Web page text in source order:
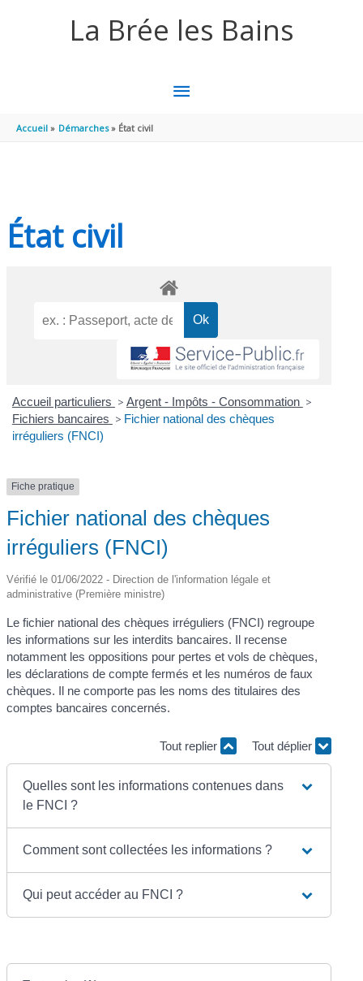
La Brée les Bains
MENU
Accueil Démarches État civil
État civil
Accueil particuliers > Argent - Impôts - Consommation >
Fichiers bancaires > Fichier national des chèques
irréguliers (FNCI)
Fiche pratique
Fichier national des chèques
irréguliers (FNCI)
Vérifié le 01/06/2022 - Direction de l'information légale et
administrative (Première ministre)
Le fichier national des chèques irréguliers (FNCI) regroupe
les informations sur les interdits bancaires. Il recense
notamment les oppositions pour pertes et vols de chèques,
les déclarations de compte fermés et les numéros de faux
chèques. Il ne comporte pas les noms des titulaires des
comptes bancaires concernés.
Tout replier Tout déplier
Quelles sont les informations contenues dans
le FNCI ?
Comment sont collectées les informations ?
Qui peut accéder au FNCI ?